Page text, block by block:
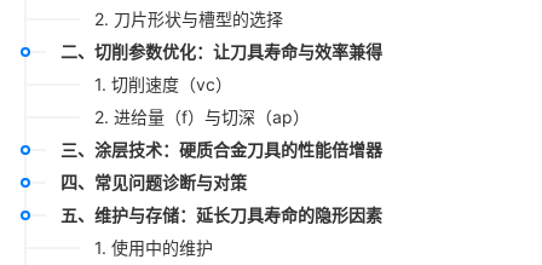
2. 刀片形状与槽型的选择
二、切削参数优化：让刀具寿命与效率兼得
1. 切削速度（vc）
2. 进给量（f）与切深（ap）
三、涂层技术：硬质合金刀具的性能倍增器
四、常见问题诊断与对策
五、维护与存储：延长刀具寿命的隐形因素
1. 使用中的维护